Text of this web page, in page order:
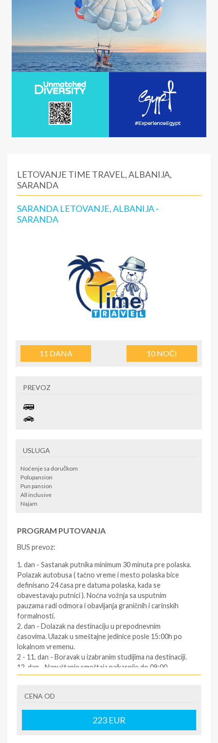
LETOVANJE TIME TRAVEL, ALBANIJA,
SARANDA
SARANDA LETOVANJE, ALBANIJA -
SARANDA
11 DANA 10NOĆI
PREVOZ
USLUGA
Noćenje sa doručkom
Polupansion
Pun pansion
All inclusive
Najam
PROGRAM PUTOVANJA
BUS prevoz:
1. dan - Sastanak putnika minimum 30 minuta pre polaska.
Polazak autobusa ( tačno vreme i mesto polaska bice
definisano 24 časa pre datuma polaska, kada se
obavestavaju putnici ). Noćna vožnja sa usputnim
pauzama radi odmora i obavljanja graničnih i carinskih
formalnosti.
2. dan - Dolazak na destinaciju u prepodnevnim
časovima. Ulazak u smeštajne jedinice posle 15:00h po
lokalnom vremenu.
2 - 11. dan - Boravak u izabranim studijima na destinaciji.
12. dan - Napuštanje smeštaja najkasnije do 09:00
časova. Slobodno vreme. Polazak za Srbiju oko podneva
informisati se kod predstavnika agencija dan pre
povratka ). Vožnja kroz Grčku i Makedoniju prema Srbiji.
12/13. dan - Dolazak u Srbiju u ranim jutarnjim časovima.
CENA OD
223 EUR